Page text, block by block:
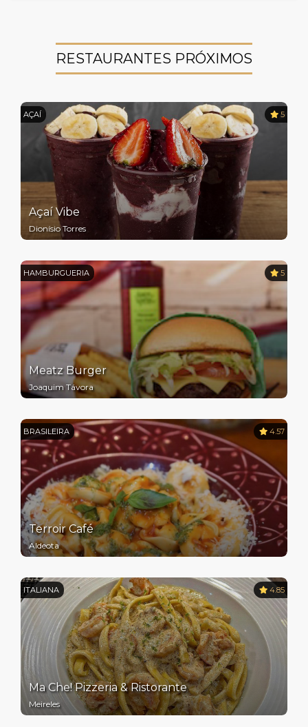
RESTAURANTES PRÓXIMOS
AÇAÍ 5
Açaí Vibe
Dionísio Torres
HAMBURGUERIA 5
Meatz Burger
Joaquim Távora
BRASILEIRA 4.57
Terroir Café
Aldeota
ITALIANA 4.85
Ma Che! Pizzeria & Ristorante
Meireles